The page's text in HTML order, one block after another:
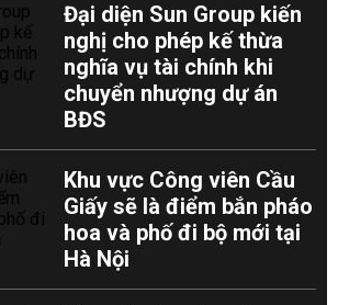
Đại diện Sun Group kiến
nghị cho phép kế thừa
nghĩa vụ tài chính khi
chuyển nhượng dự án
BĐS
Khu vực Công viên Cầu
Giấy sẽ là điểm bắn pháo
hoa và phố đi bộ mới tại
Hà Nội